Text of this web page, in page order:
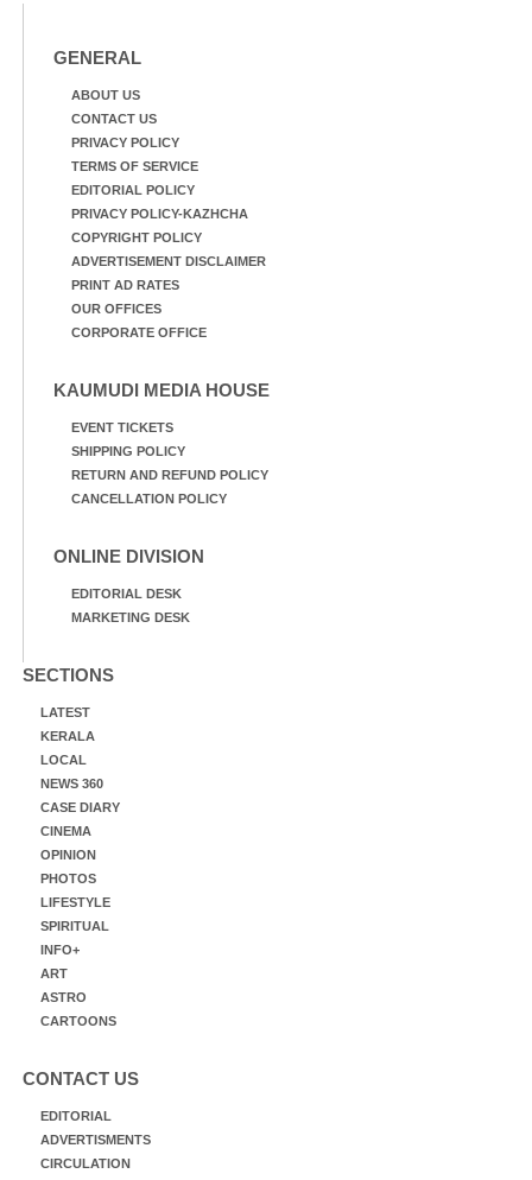
GENERAL
ABOUT US
CONTACT US
PRIVACY POLICY
TERMS OF SERVICE
EDITORIAL POLICY
PRIVACY POLICY-KAZHCHA
COPYRIGHT POLICY
ADVERTISEMENT DISCLAIMER
PRINT AD RATES
OUR OFFICES
CORPORATE OFFICE
KAUMUDI MEDIA HOUSE
EVENT TICKETS
SHIPPING POLICY
RETURN AND REFUND POLICY
CANCELLATION POLICY
ONLINE DIVISION
EDITORIAL DESK
MARKETING DESK
SECTIONS
LATEST
KERALA
LOCAL
NEWS 360
CASE DIARY
CINEMA
OPINION
PHOTOS
LIFESTYLE
SPIRITUAL
INFO+
ART
ASTRO
CARTOONS
CONTACT US
EDITORIAL
ADVERTISMENTS
CIRCULATION